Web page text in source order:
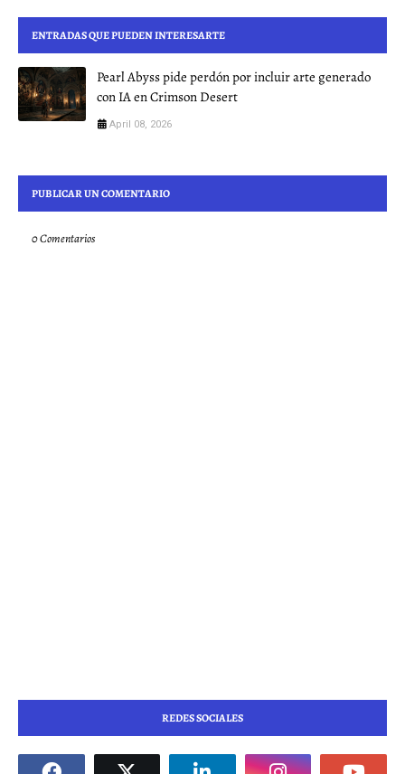
ENTRADAS QUE PUEDEN INTERESARTE
Pearl Abyss pide perdón por incluir arte generado
con IA en Crimson Desert
April 08, 2026
PUBLICAR UN COMENTARIO
0 Comentarios
REDES SOCIALES